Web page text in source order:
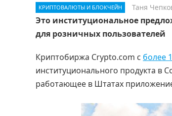
КРИПТОВАЛЮТЫ И БЛОКЧЕЙН Таня
Это институциональное
для розничных пользователей
Криптобиржа Crypto.com с более
институционального продукта в
работающее в Штатах